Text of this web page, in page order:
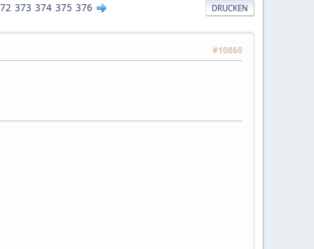
DRUCKEN
373 374 375 376
#10860